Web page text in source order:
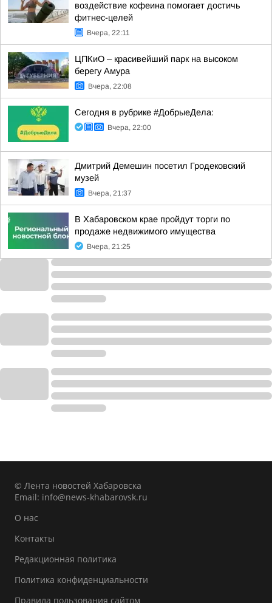
воздействие кофеина помогает достичь
фитнес-целей
Вчера, 22:11
ЦПКиО – красивейший парк на высоком
берегу Амура
Вчера, 22:08
Сегодня в рубрике #ДобрыеДела:
Вчера, 22:00
Дмитрий Демешин посетил Гродековский
музей
Вчера, 21:37
В Хабаровском крае пройдут торги по
продаже недвижимого имущества
Вчера, 21:25
© Лента новостей Хабаровска
Email: info@news-khabarovsk.ru
О нас
Контакты
Редакционная политика
Политика конфиденциальности
Правила пользования сайтом